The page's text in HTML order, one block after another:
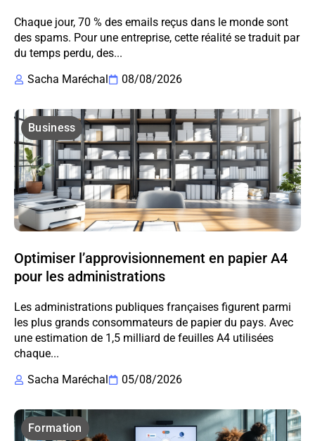
Chaque jour, 70 % des emails reçus dans le monde sont
des spams. Pour une entreprise, cette réalité se traduit par
du temps perdu, des...
Sacha Maréchal
08/08/2026
Business
Optimiser l’approvisionnement en papier A4
pour les administrations
Les administrations publiques françaises figurent parmi
les plus grands consommateurs de papier du pays. Avec
une estimation de 1,5 milliard de feuilles A4 utilisées
chaque...
Sacha Maréchal
05/08/2026
Formation